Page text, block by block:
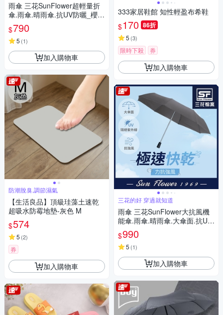
雨傘 三花SunFlower超輕量折
傘.雨傘.晴雨傘.抗UV防曬_櫻花
粉
$790
5 (1)
加入購物車
防潮脫臭,調節濕氣
【生活良品】頂級珪藻土速乾
超吸水防霉地墊-灰色 M
$574
5 (2)
券
加入購物車
333家居鞋館 知性輕盈布希鞋
$170 86折
5 (3)
限時下殺 券
加入購物車
三花的好 穿過就知道
雨傘 三花SunFlower大抗風機
能傘.雨傘.晴雨傘.大傘面.抗UV
防曬_迷霧灰
$990
5 (1)
加入購物車